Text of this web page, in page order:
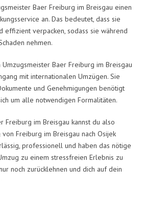
Baer Freiburg im Breisgau einen
an. Das bedeutet, dass sie
effizient verpacken, sodass sie während
nehmen.
Baer Freiburg im Breisgau
mit internationalen Umzügen. Sie
und Genehmigungen benötigt
um alle notwendigen Formalitäten.
Freiburg im Breisgau kannst du also
Freiburg im Breisgau nach Osijek
professionell und haben das nötige
zu einem stressfreien Erlebnis zu
noch zurücklehnen und dich auf dein